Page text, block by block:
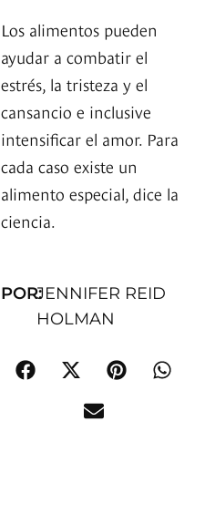
Los alimentos pueden
ayudar a combatir el
estrés, la tristeza y el
cansancio e inclusive
intensificar el amor. Para
cada caso existe un
alimento especial, dice la
ciencia.
POR:JENNIFER REID
HOLMAN